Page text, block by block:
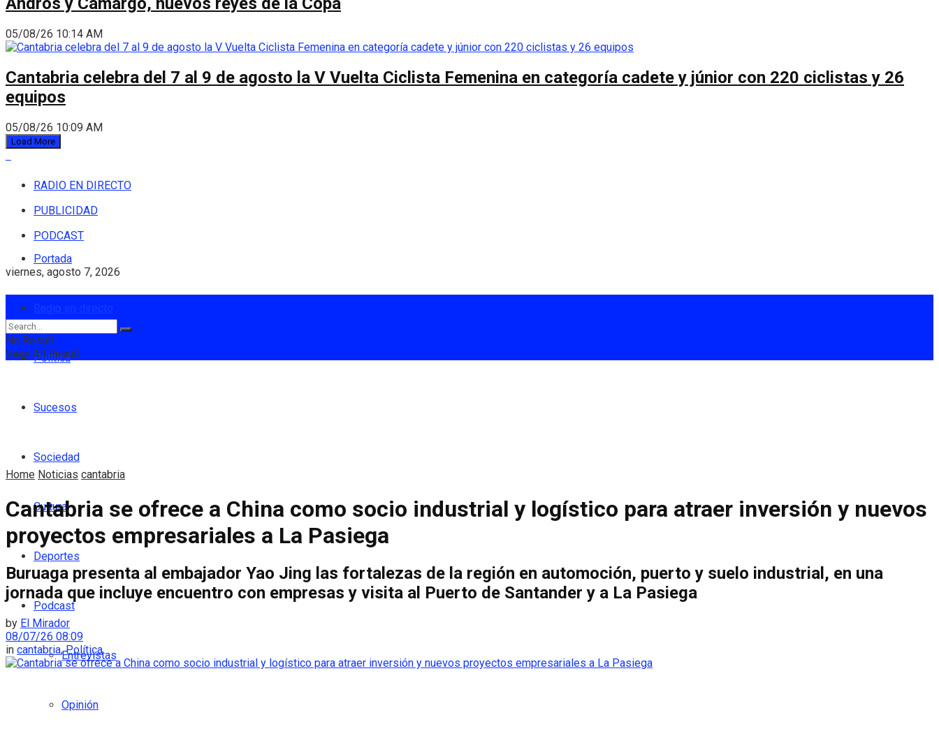
05/08/26 10:14 AM
Cantabria celebra del 7 al 9 de agosto la V Vuelta Ciclista Femenina en categoría cadete y júnior con 220 ciclistas y 26
equipos
05/08/26 10:09 AM
Load More
RADIO EN DIRECTO
PUBLICIDAD
PODCAST
viernes, agosto 7, 2026
Portada
Política
Sucesos
Sociedad
Cultura
Deportes
Podcast
Entrevistas
Opinión
No Result
View All Result
Home Noticias cantabria
Cantabria se ofrece a China como socio industrial y logístico para atraer inversión y nuevos
proyectos empresariales a La Pasiega
Buruaga presenta al embajador Yao Jing las fortalezas de la región en automoción, puerto y suelo industrial, en una
jornada que incluye encuentro con empresas y visita al Puerto de Santander y a La Pasiega
by El Mirador
08/07/26 08:09
in cantabria,Política